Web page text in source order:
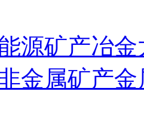
源矿产冶金
金属矿产金